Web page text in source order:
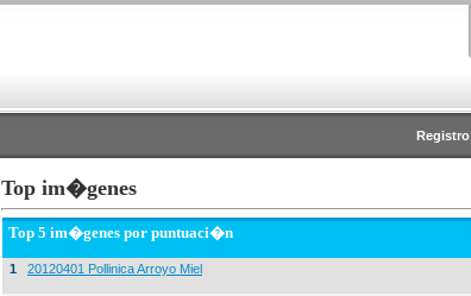
Registro
Top im�genes
Top 5 im�genes por puntuaci�n
1 20120401 Pollinica Arroyo Miel